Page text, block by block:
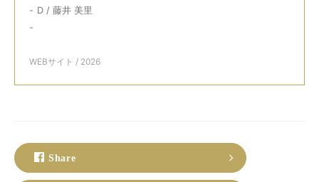
D / 藤井 美里
WEBサイト / 2026
Share